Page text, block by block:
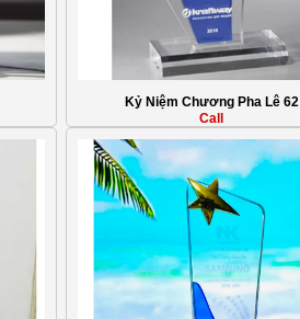
Kỷ Niệm Chương Pha Lê 62
Call